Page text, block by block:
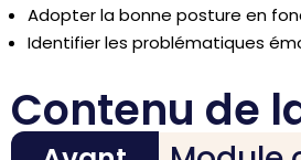
Adopter la bonne posture en
Identifier les problématiques
Contenu de